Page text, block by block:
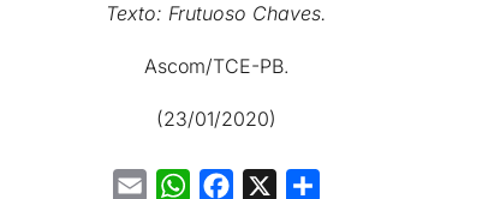
Texto: Frutuoso Chaves.
Ascom/TCE-PB.
(23/01/2020)
Email WhatsAppFacebook